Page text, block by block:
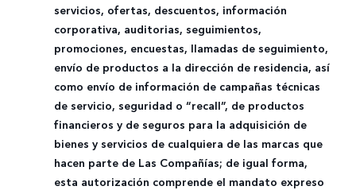
servicios, ofertas, descuentos, información
corporativa, auditorias, seguimientos,
promociones, encuestas, llamadas de seguimiento,
envío de productos a la dirección de residencia, así
como envío de información de campañas técnicas
de servicio, seguridad o “recall”, de productos
financieros y de seguros para la adquisición de
bienes y servicios de cualquiera de las marcas que
hacen parte de Las Compañías; de igual forma,
esta autorización comprende el mandato expreso